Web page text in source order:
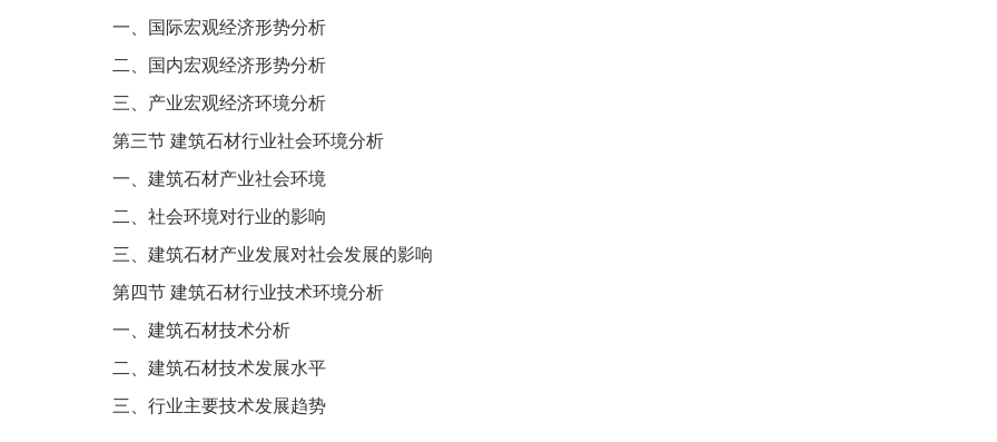
一、国际宏观经济形势分析
二、国内宏观经济形势分析
三、产业宏观经济环境分析
第三节 建筑石材行业社会环境分析
一、建筑石材产业社会环境
二、社会环境对行业的影响
三、建筑石材产业发展对社会发展的影响
第四节 建筑石材行业技术环境分析
一、建筑石材技术分析
二、建筑石材技术发展水平
三、行业主要技术发展趋势